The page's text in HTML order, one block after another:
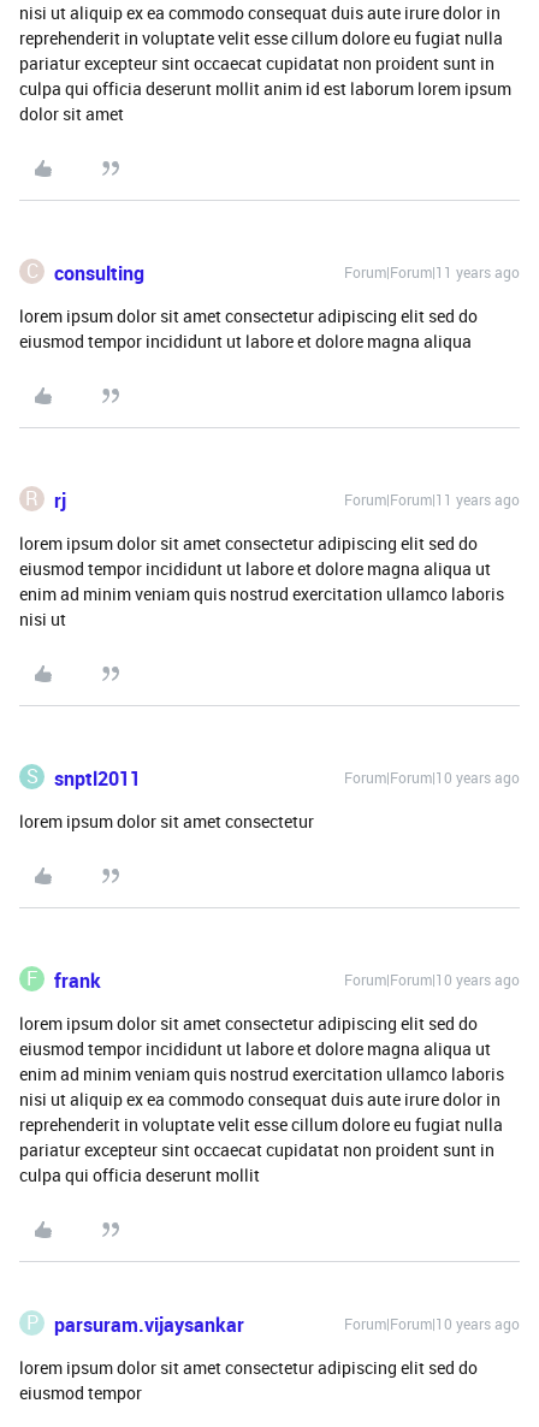
nisi ut aliquip ex ea commodo consequat duis aute irure dolor in
reprehenderit in voluptate velit esse cillum dolore eu fugiat nulla
pariatur excepteur sint occaecat cupidatat non proident sunt in
culpa qui officia deserunt mollit anim id est laborum lorem ipsum
dolor sit amet
C consulting Forum|Forum|11 years ago
lorem ipsum dolor sit amet consectetur adipiscing elit sed do
eiusmod tempor incididunt ut labore et dolore magna aliqua
R rj Forum|Forum|11 years ago
lorem ipsum dolor sit amet consectetur adipiscing elit sed do
eiusmod tempor incididunt ut labore et dolore magna aliqua ut
enim ad minim veniam quis nostrud exercitation ullamco laboris
nisi ut
S snptl2011 Forum|Forum|10 years ago
lorem ipsum dolor sit amet consectetur
F frank Forum|Forum|10 years ago
lorem ipsum dolor sit amet consectetur adipiscing elit sed do
eiusmod tempor incididunt ut labore et dolore magna aliqua ut
enim ad minim veniam quis nostrud exercitation ullamco laboris
nisi ut aliquip ex ea commodo consequat duis aute irure dolor in
reprehenderit in voluptate velit esse cillum dolore eu fugiat nulla
pariatur excepteur sint occaecat cupidatat non proident sunt in
culpa qui officia deserunt mollit
P parsuram.vijaysankar Forum|Forum|10 years ago
lorem ipsum dolor sit amet consectetur adipiscing elit sed do
eiusmod tempor